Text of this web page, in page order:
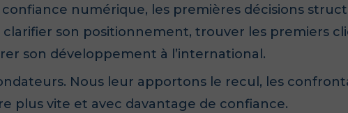
numérique, les premières décisions
son positionnement, trouver les premiers
son développement à l’international.
Nous leur apportons le recul, les
plus vite et avec davantage de confiance.